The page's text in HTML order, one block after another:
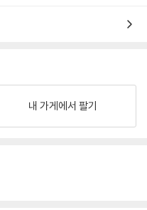
내 가게에서 팔기